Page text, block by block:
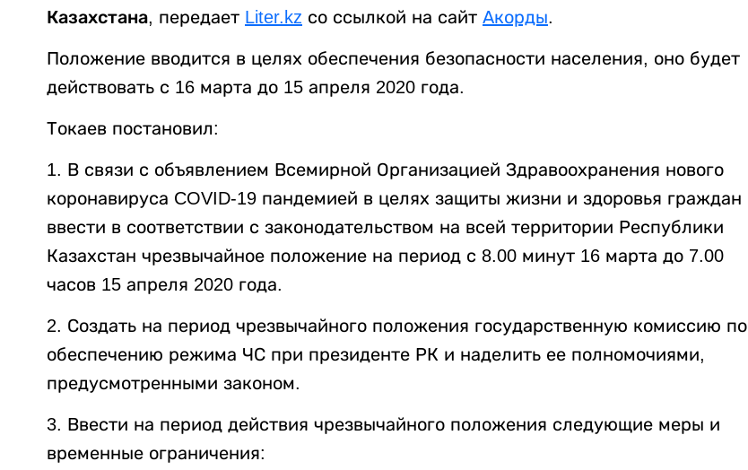
Казахстана, передает Liter.kz со ссылкой на сайт Акорды.
Положение вводится в целях обеспечения безопасности населения, оно будет
действовать с 16 марта до 15 апреля 2020 года.
Токаев постановил:
1. В связи с объявлением Всемирной Организацией Здравоохранения нового
коронавируса COVID-19 пандемией в целях защиты жизни и здоровья граждан
ввести в соответствии с законодательством на всей территории Республики
Казахстан чрезвычайное положение на период с 8.00 минут 16 марта до 7.00
часов 15 апреля 2020 года.
2. Создать на период чрезвычайного положения государственную комиссию по
обеспечению режима ЧС при президенте РК и наделить ее полномочиями,
предусмотренными законом.
3. Ввести на период действия чрезвычайного положения следующие меры и
временные ограничения: